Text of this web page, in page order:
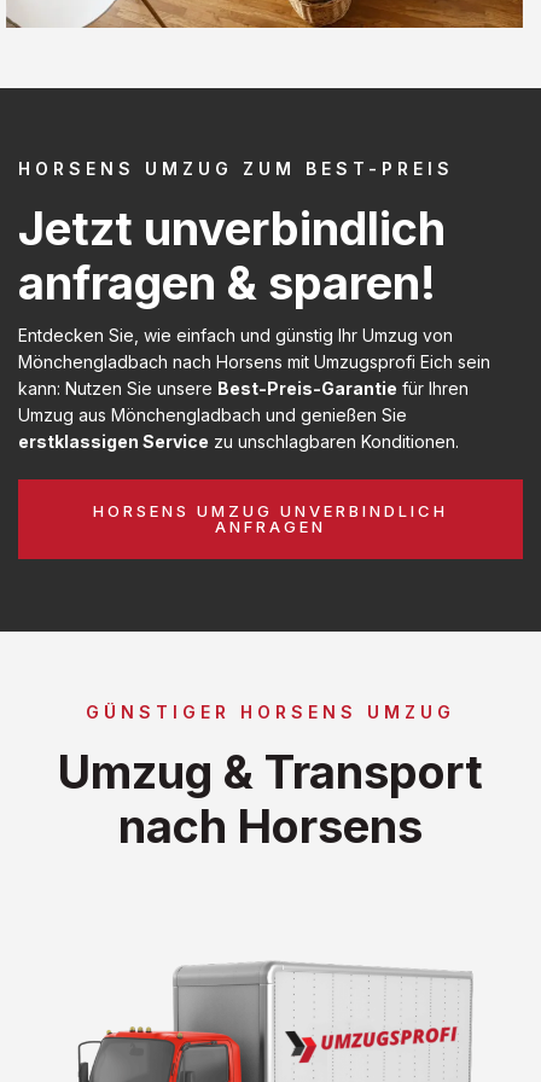
HORSENS UMZUG ZUM BEST-PREIS
Jetzt unverbindlich
anfragen & sparen!
Entdecken Sie, wie einfach und günstig Ihr Umzug von
Mönchengladbach nach Horsens mit Umzugsprofi Eich sein
kann: Nutzen Sie unsere Best-Preis-Garantie für Ihren
Umzug aus Mönchengladbach und genießen Sie
erstklassigen Service zu unschlagbaren Konditionen.
HORSENS UMZUG UNVERBINDLICH
ANFRAGEN
GÜNSTIGER HORSENS UMZUG
Umzug & Transport
nach Horsens